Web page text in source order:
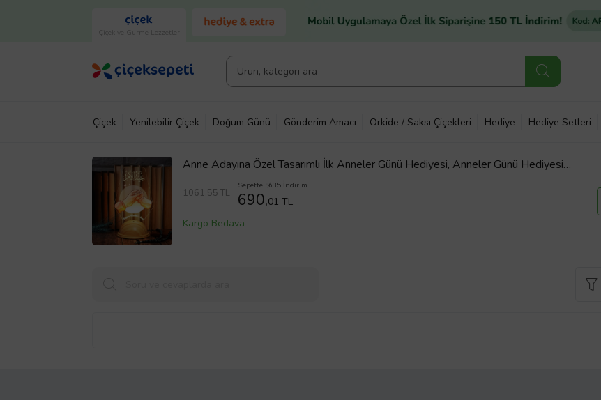
Çiçek ve Gurme Lezzetler
Çiçek Yenilebilir Çiçek Doğum Günü Gönderim Amacı Orkide / Saksı Çiçekleri Hediye Hediye Setleri
Anne Adayına Özel Tasarımlı İlk Anneler Günü Hediyesi, Anneler Günü Hediyesi
Anne Çocuk Eli Tasarımlı Gece Lambası
1061,55 TL
Sepette %35 İndirim
690,01 TL
Kargo Bedava